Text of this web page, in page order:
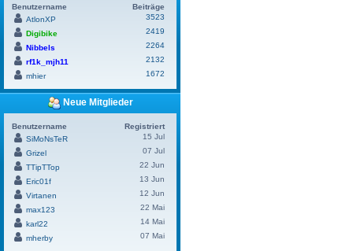
Benutzername
Beiträge
AtlonXP
3523
Digibike
2419
Nibbels
2264
rf1k_mjh11
2132
mhier
1672
Neue Mitglieder
Benutzername
Registriert
SiMoNsTeR
15 Jul
Grizel
07 Jul
TTipTTop
22 Jun
Eric01f
13 Jun
Virtanen
12 Jun
max123
22 Mai
karl22
14 Mai
mherby
07 Mai